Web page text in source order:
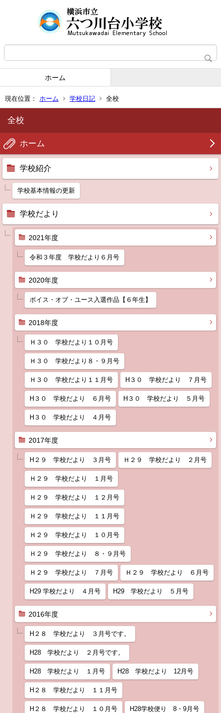
ホーム
現在位置： ホーム 学校日記 全校
全校
ホーム
学校紹介
学校基本情報の更新
学校だより
2021年度
令和３年度 学校だより６月号
2020年度
ボイス・オブ・ユース入選作品【６年生】
2018年度
Ｈ３０ 学校だより１０月号
Ｈ３０ 学校だより８・９月号
Ｈ３０ 学校だより１１月号 H３０ 学校だより ７月号
H３０ 学校だより ６月号 H３０ 学校だより ５月号
H３０ 学校だより ４月号
2017年度
H２９ 学校だより ３月号 Ｈ２９ 学校だより ２月号
Ｈ２９ 学校だより １月号
Ｈ２９ 学校だより １２月号
Ｈ２９ 学校だより １１月号
Ｈ２９ 学校だより １０月号
Ｈ２９ 学校だより ８・９月号
Ｈ２９ 学校だより ７月号 Ｈ２９ 学校だより ６月号
H29 学校だより ４月号 H29 学校だより ５月号
2016年度
H２８ 学校だより ３月号です。
H28 学校だより ２月号です。
H28 学校だより １月号 H28 学校だより 12月号
H２８ 学校だより １１月号
H２８ 学校だより １０月号 H28学校便り 8・9月号